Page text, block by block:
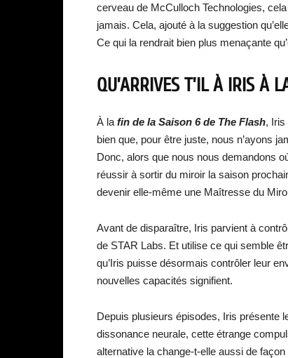
cerveau de McCulloch Technologies,
jamais. Cela, ajouté à la suggestion
Ce qui la rendrait bien plus menaçante
QU’ARRIVES T’IL À IRIS À
À la fin de la Saison 6 de The Flash, Iris
bien que, pour être juste, nous n’ayons
Donc, alors que nous nous demandons
réussir à sortir du miroir la saison
devenir elle-même une Maîtresse du
Avant de disparaître, Iris parvient à
de STAR Labs. Et utilise ce qui semble
qu’Iris puisse désormais contrôler leur
nouvelles capacités signifient.
Depuis plusieurs épisodes, Iris présente
dissonance neurale, cette étrange
alternative la change-t-elle aussi de